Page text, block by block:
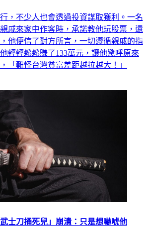
，不少人也會透過投資謀取獲利。一名
戚來家中作客時，承諾教他玩股票，還
他便信了對方所言，一切遵循親戚的指
輕輕鬆鬆賺了133萬元，讓他驚呼原來
「難怪台灣貧富差距越拉越大！」
士刀捅死兒」崩潰：只是想嚇唬他